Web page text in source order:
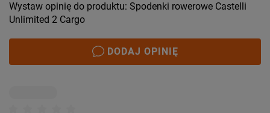
Wystaw opinię do produktu: Spodenki rowerowe Castelli
Unlimited 2 Cargo
DODAJ OPINIĘ